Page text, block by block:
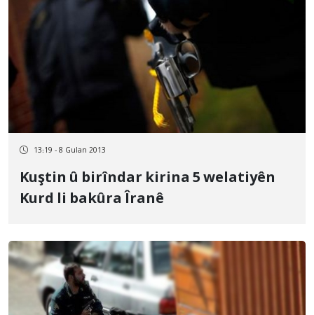
13:19 - 8 Gulan 2013
Kuştin û birîndar kirina 5 welatiyên
Kurd li bakûra Îranê